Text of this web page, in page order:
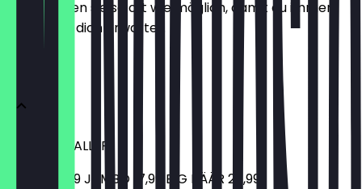
aktualisieren sie so oft wie möglich, damit du immer
weißt, was dich erwartet.
GENUSSKNALLER
SINGLE 13,99 JUMBO 17,99 BIG BÄÄR 27,99